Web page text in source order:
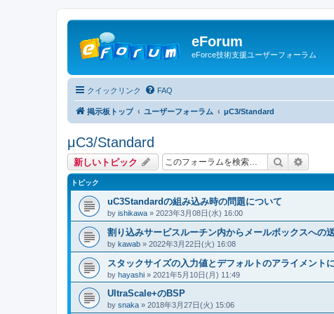
eForum
eForce技術支援ユーザーフォーラム
クイックリンク FAQ
掲示板トップ ユーザーフォーラム μC3/Standard
μC3/Standard
新しいトピック 検索
トピック
uC3Standardの組み込み時の問題について
by ishikawa » 2023年3月08日(水) 16:00
割り込みサービスルーチン内からメールボックスへの
by kawab » 2022年3月22日(火) 16:08
スタックサイズの入力値とデフォルトのアライメント
by hayashi » 2021年5月10日(月) 11:49
UltraScale+のBSP
by snaka » 2018年3月27日(火) 15:06